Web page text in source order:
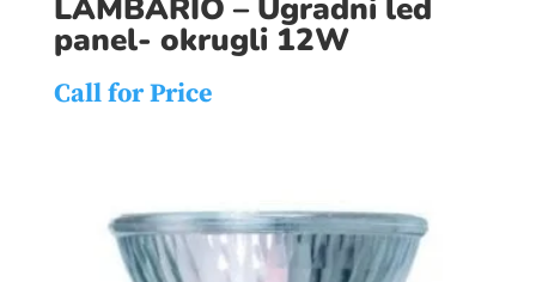
LAMBARIO – Ugradni led
panel- okrugli 12W
Call for Price